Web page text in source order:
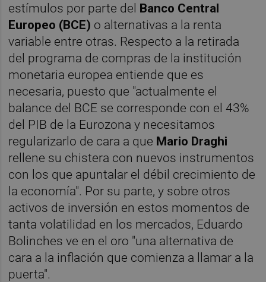
estímulos por parte del Banco Central
Europeo (BCE) o alternativas a la renta
variable entre otras. Respecto a la retirada
del programa de compras de la institución
monetaria europea entiende que es
necesaria, puesto que "actualmente el
balance del BCE se corresponde con el 43%
del PIB de la Eurozona y necesitamos
regularizarlo de cara a que Mario Draghi
rellene su chistera con nuevos instrumentos
con los que apuntalar el débil crecimiento de
la economía". Por su parte, y sobre otros
activos de inversión en estos momentos de
tanta volatilidad en los mercados, Eduardo
Bolinches ve en el oro "una alternativa de
cara a la inflación que comienza a llamar a la
puerta".